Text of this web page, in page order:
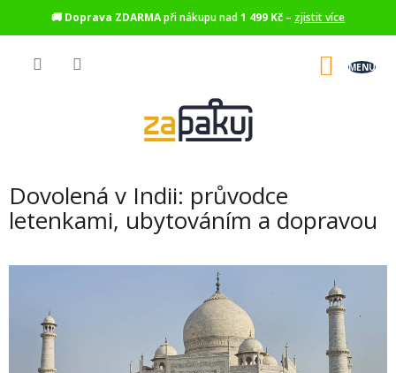
🚚 Doprava ZDARMApři nákupu nad1 499 Kč – zjistit více
Dovolená v Indii: průvodce
letenkami, ubytováním a dopravou